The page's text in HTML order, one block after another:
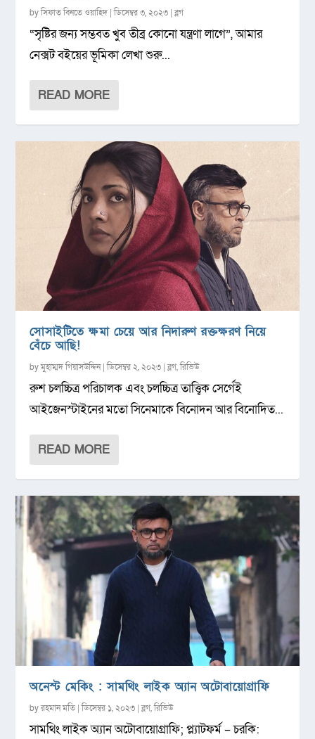
byসিফাত বিনতে ওয়াহিদ |ডিসেম্বর ৩, ২০২৩ |ব্লগ
“সৃষ্টির জন্য সম্ভবত খুব তীব্র কোনো যন্ত্রণা লাগে”, আমার
নেক্সট বইয়ের ভূমিকা লেখা শুরু...
READ MORE
সোসাইটিতে ক্ষমা চেয়ে আর নিদারুণ রক্তক্ষরণ নিয়ে
বেঁচে আছি!
byমুহাম্মদ গিয়াসউদ্দিন|ডিসেম্বর ২, ২০২৩ |ব্লগ,রিভিউ
রুশ চলচ্চিত্র পরিচালক এবং চলচ্চিত্র তাত্ত্বিক সের্গেই
আইজেনস্টাইনের মতো সিনেমাকে বিনোদন আর বিনোদিত...
READ MORE
অনেস্ট মেকিং : সামথিং লাইক অ্যান অটোবায়োগ্রাফি
byরহমান মতি |ডিসেম্বর ১, ২০২৩ |ব্লগ,রিভিউ
সামথিং লাইক অ্যান অটোবায়োগ্রাফি; প্ল্যাটফর্ম – চরকি: